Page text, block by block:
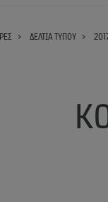
ΔΕΛΤΊΑ ΤΎΠΟΥ